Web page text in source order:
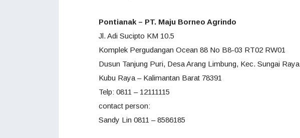
Pontianak – PT. Maju Borneo Agrindo
Jl. Adi Sucipto KM 10.5
Komplek Pergudangan Ocean 88 No B8-03 RT02 RW01
Dusun Tanjung Puri, Desa Arang Limbung, Kec. Sungai Raya
Kubu Raya – Kalimantan Barat 78391
Telp: 0811 – 12111115
contact person:
Sandy Lin 0811 – 8586185